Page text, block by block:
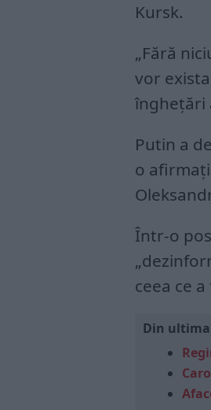
Kursk.
„Fără
vor
înghețări
Putin a
o
Într-o
ceea ce
Din